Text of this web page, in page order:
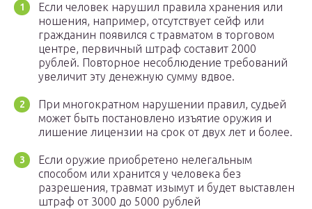
Если человек нарушил правила хранения или
ношения, например, отсутствует сейф или
гражданин появился с травматом в торговом
центре, первичный штраф составит 2000
рублей. Повторное несоблюдение требований
увеличит эту денежную сумму вдвое.
При многократном нарушении правил, судьей
может быть постановлено изъятие оружия и
лишение лицензии на срок от двух лет и более.
Если оружие приобретено нелегальным
способом или хранится у человека без
разрешения, травмат изымут и будет выставлен
штраф от 3000 до 5000 рублей